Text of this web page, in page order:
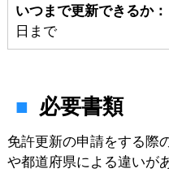
いつまで更新できるか：
日まで
必要書類
免許更新の申請をする際
や都道府県による違いが